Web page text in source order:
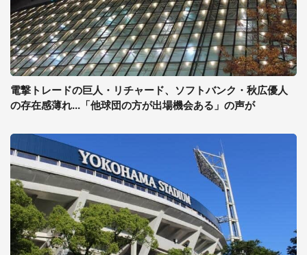
電撃トレードの巨人・リチャード、ソフトバンク・秋広優人
の存在感薄れ...「他球団の方が出場機会ある」の声が